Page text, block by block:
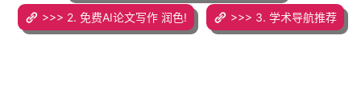
>>> 2. 免费AI论文写作 润色! >>> 3. 学术导航推荐